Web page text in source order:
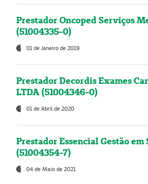
Prestador Oncoped Serviços
(51004335-0)
01 de Janeiro de 2019
Prestador Decordis Exames
LTDA (51004346-0)
01 de Abril de 2020
Prestador Essencial Gestão em
(51004354-7)
04 de Maio de 2021